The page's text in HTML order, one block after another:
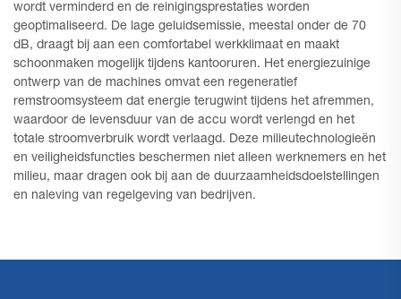
wordt verminderd en de reinigingsprestaties worden
geoptimaliseerd. De lage geluidsemissie, meestal onder de 70
dB, draagt bij aan een comfortabel werkklimaat en maakt
schoonmaken mogelijk tijdens kantooruren. Het energiezuinige
ontwerp van de machines omvat een regeneratief
remstroomsysteem dat energie terugwint tijdens het afremmen,
waardoor de levensduur van de accu wordt verlengd en het
totale stroomverbruik wordt verlaagd. Deze milieutechnologieën
en veiligheidsfuncties beschermen niet alleen werknemers en het
milieu, maar dragen ook bij aan de duurzaamheidsdoelstellingen
en naleving van regelgeving van bedrijven.